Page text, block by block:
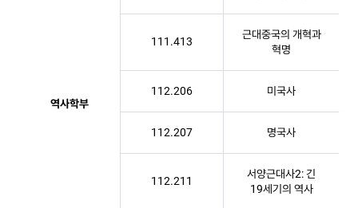
역사학부
111.413
근대중국의 개혁과
혁명
112.206 미국사
112.207 명국사
112.211
서양근대사2: 긴
19세기의 역사